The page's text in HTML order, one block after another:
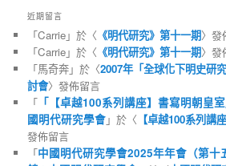
近期留言
「Carrie」於〈 《明代研究》第十一期〉發
「Carrie」於〈 《明代研究》第十一期〉發
「馬奇奔」於〈2007年「全球化下明史研
討會〉發佈留言
「 「【卓越100系列講座】書寫明朝皇
國明代研究學會」於〈 【卓越100系列講
發佈留言
「中國明代研究學會2025年年會（第十